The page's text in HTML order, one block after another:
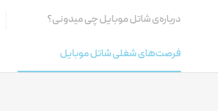
درباره‌ی شاتل موبایل چی میدونی؟
فرصت‌های شغلی شاتل موبایل